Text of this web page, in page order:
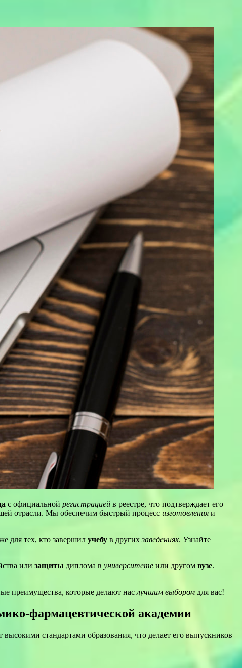
с официальной регистрацией в реестре, что подтверждает его
отрасли. Мы обеспечим быстрый процесс изготовления и
для тех, кто завершил учебу в других заведениях. Узнайте
или защиты диплома в университете или другом вузе.
преимущества, которые делают нас лучшим выбором для вас!
фармацевтической академии
стандартами образования, что делает его выпускников